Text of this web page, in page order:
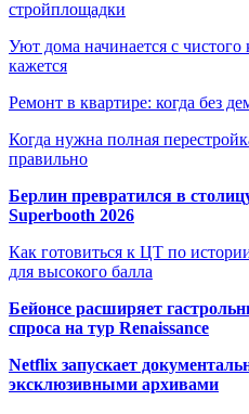
стройплощадки
Уют дома начинается с
кажется
Ремонт в квартире: когда без
Когда нужна полная
правильно
Берлин превратился в
Superbooth 2026
Как готовиться к ЦТ по
для высокого балла
Бейонсе расширяет
спроса на тур Renaissance
Netflix запускает
эксклюзивными архивами